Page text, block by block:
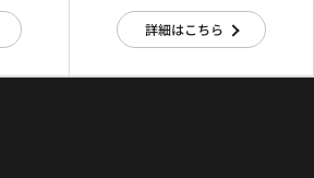
詳細はこちら